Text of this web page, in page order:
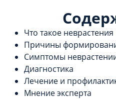
Что такое неврастения
Причины
Симптомы
Диагностика
Лечение и
Мнение эксперта